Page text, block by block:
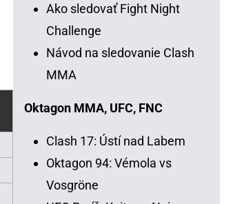
Ako sledovať Fight Night
Challenge
Návod na sledovanie Clash
MMA
Oktagon MMA, UFC, FNC
Clash 17: Ústí nad Labem
Oktagon 94: Vémola vs
Vosgröne